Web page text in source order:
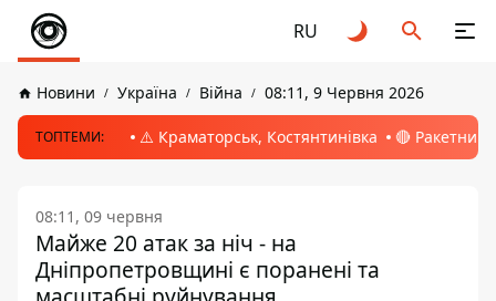
RU
Новини Україна Війна 08:11, 9 Червня 2026
ТОПТЕМИ: ⚠️ Краматорськ, Костянтинівка 🔴 Ракетний
08:11, 09 червня
Майже 20 атак за ніч - на
Дніпропетровщині є поранені та